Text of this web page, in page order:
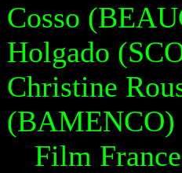
Cosso
Holgado
Christine
(BAMENCO)
Film